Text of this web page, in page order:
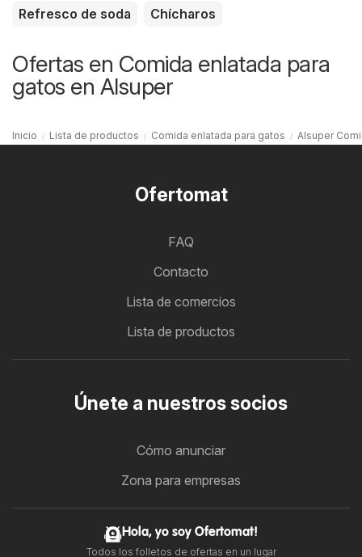
Refresco de soda
Chícharos
Ofertas en Comida enlatada para
gatos en Alsuper
Inicio Lista de productos Comida enlatada para gatos Alsuper
Ofertomat
FAQ
Contacto
Lista de comercios
Lista de productos
Únete a nuestros socios
Cómo anunciar
Zona para empresas
Hola, yo soy Ofertomat!
Todos los folletos de ofertas en un lugar